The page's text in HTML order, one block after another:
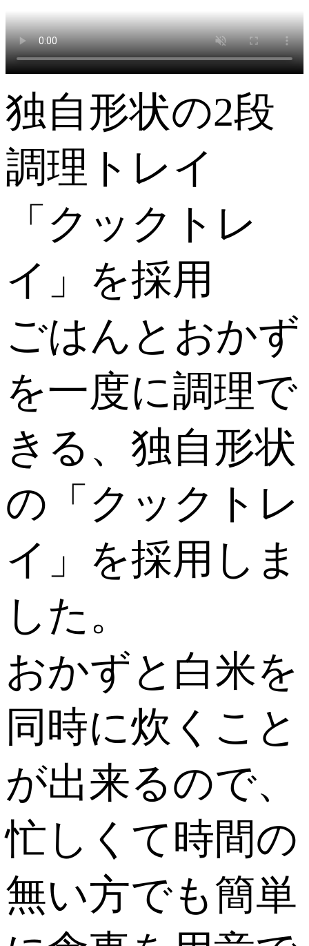
独自形状の2段
調理トレイ
「クックトレ
イ」を採用
ごはんとおかず
を一度に調理で
きる、独自形状
の「クックトレ
イ」を採用しま
した。
おかずと白米を
同時に炊くこと
が出来るので、
忙しくて時間の
無い方でも簡単